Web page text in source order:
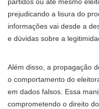
prejudicando a lisura do
informações vai desde a
e dúvidas sobre a
Além disso, a propagação
o comportamento do
em dados falsos. Essa
comprometendo o direito